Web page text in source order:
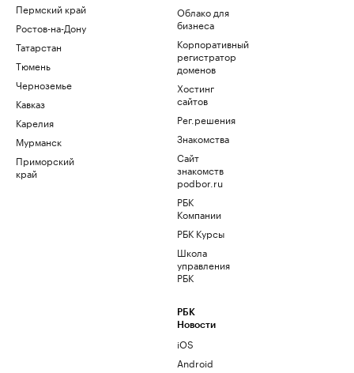
Пермский край
Ростов-на-Дону
Татарстан
Тюмень
Черноземье
Кавказ
Карелия
Мурманск
Приморский
край
Облако для
бизнеса
Корпоративный
регистратор
доменов
Хостинг
сайтов
Рег.решения
Знакомства
Сайт
знакомств
podbor.ru
РБК
Компании
РБК Курсы
Школа
управления
РБК
РБК
Новости
iOS
Android